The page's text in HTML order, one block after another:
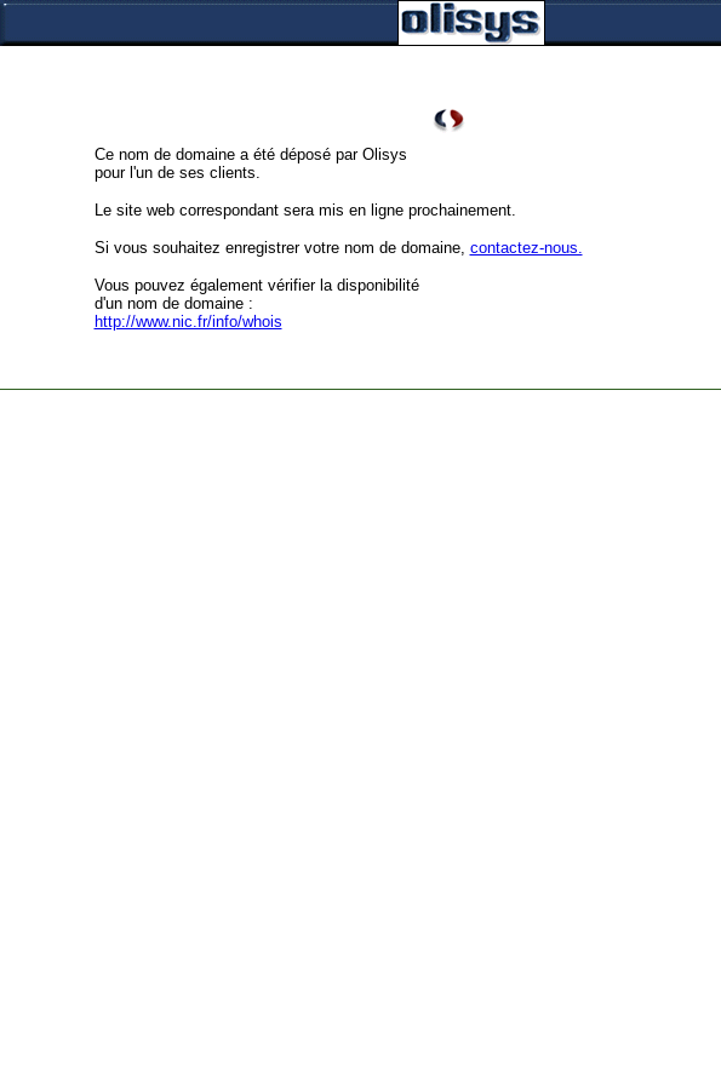
Ce nom de domaine a été déposé par Olisys
pour l'un de ses clients.
Le site web correspondant sera mis en ligne prochainement.
Si vous souhaitez enregistrer votre nom de domaine, contactez-nous.
Vous pouvez également vérifier la disponibilité
d'un nom de domaine :
http://www.nic.fr/info/whois